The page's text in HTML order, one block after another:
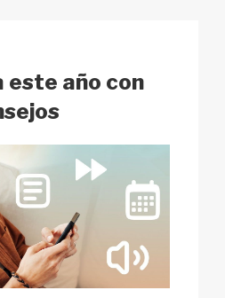
este año con